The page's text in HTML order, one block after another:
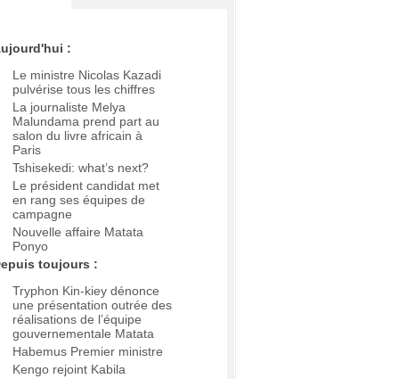
:
Le ministre Nicolas Kazadi
pulvérise tous les chiffres
La journaliste Melya
Malundama prend part au
salon du livre africain à
Paris
Tshisekedi: what’s next?
Le président candidat met
en rang ses équipes de
campagne
Nouvelle affaire Matata
Ponyo
toujours :
Tryphon Kin-kiey dénonce
une présentation outrée des
réalisations de l’équipe
gouvernementale Matata
Habemus Premier ministre
Kengo rejoint Kabila